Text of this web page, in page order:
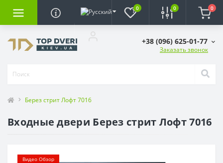
0 0 0
+38 (096) 625-01-77
Заказать звонок
Берез стрит Лофт 7016
Входные двери Берез стрит Лофт 7016
Видео Обзор